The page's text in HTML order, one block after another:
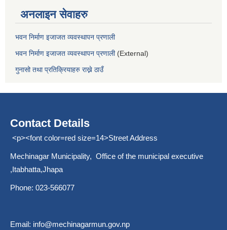
अनलाइन सेवाहरु
भवन निर्माण इजाजत व्यवस्थापन प्रणाली
भवन निर्माण इजाजत व्यवस्थापन प्रणाली(External)
गुनासो तथा प्रतिक्रियाहरु राख्ने ठाउँ
Contact Details
<p><font color=red size=14>Street Address
Mechinagar Municipality, Office of the municipal executive
,Itabhatta,Jhapa
Phone: 023-566077
Email: info@mechinagarmun.gov.np